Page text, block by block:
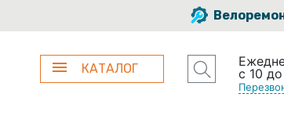
КАТАЛОГ
с 10 до